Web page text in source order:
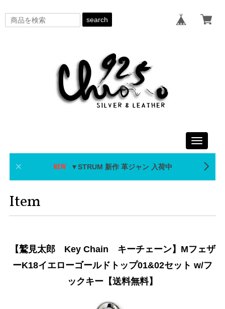
search
Toggle
▼STRUM 新作 革ジャン 入荷中
Item
【鷲見太郎 Key Chain キーチェーン】Mフェザ
ーK18イエローゴールドトップ01&02セット w/フ
ックキー【送料無料】